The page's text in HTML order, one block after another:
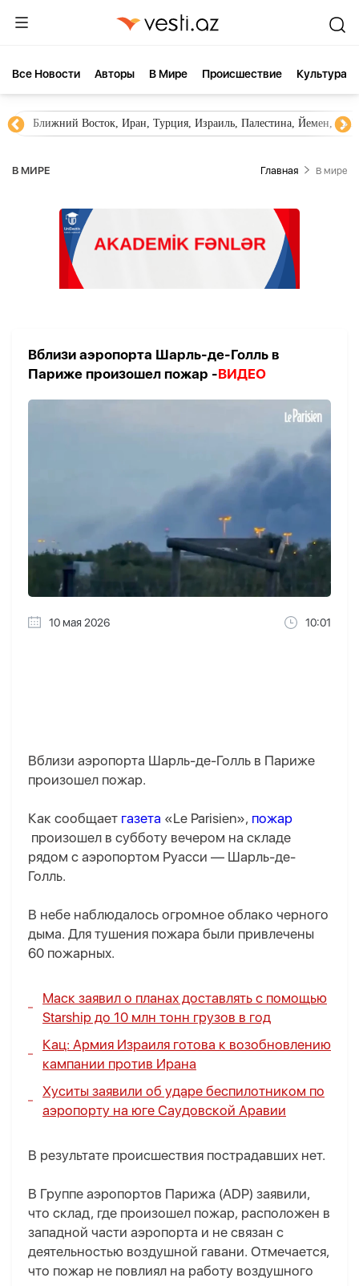
Все Новости Aвторы В Мире Происшествие Культура
Ближний Восток, Иран, Турция, Израиль, Палестина, Йемен,
В МИРЕ Главная В мире
Вблизи аэропорта Шарль-де-Голль в
Париже произошел пожар -ВИДЕО
10 мая 2026 10:01
Вблизи аэропорта Шарль-де-Голль в Париже
произошел пожар.
Как сообщает газета «Le Parisien», пожар
произошел в субботу вечером на складе
рядом с аэропортом Руасси — Шарль-де-
Голль.
В небе наблюдалось огромное облако черного
дыма. Для тушения пожара были привлечены
60 пожарных.
Маск заявил о планах доставлять с помощью
Starship до 10 млн тонн грузов в год
Кац: Армия Израиля готова к возобновлению
кампании против Ирана
Хуситы заявили об ударе беспилотником по
аэропорту на юге Саудовской Аравии
В результате происшествия пострадавших нет.
В Группе аэропортов Парижа (ADP) заявили,
что склад, где произошел пожар, расположен в
западной части аэропорта и не связан с
деятельностью воздушной гавани. Отмечается,
что пожар не повлиял на работу воздушного